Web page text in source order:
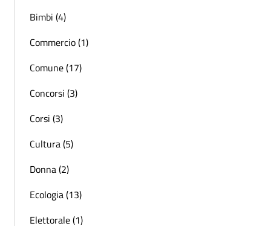
Bimbi (4)
Commercio (1)
Comune (17)
Concorsi (3)
Corsi (3)
Cultura (5)
Donna (2)
Ecologia (13)
Elettorale (1)